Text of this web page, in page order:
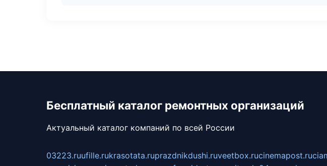
Бесплатный каталог ремонтных организаций
Актуальный каталог компаний по всей России
03223.ruufille.rukrasotata.ruprazdnikdushi.ruveetbox.rucinemapost.ru